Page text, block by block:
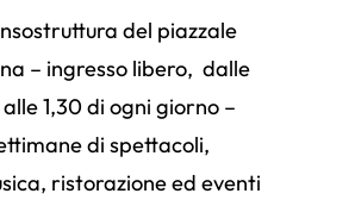
del piazzale
– ingresso libero, dalle
alle 1,30 di ogni giorno –
di spettacoli,
ristorazione ed eventi